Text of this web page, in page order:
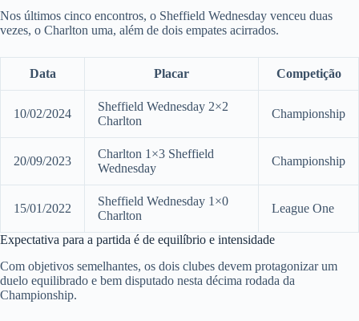
Nos últimos cinco encontros, o Sheffield Wednesday venceu duas
vezes, o Charlton uma, além de dois empates acirrados.
Data Placar Competição
10/02/2024
Sheffield Wednesday 2×2
Charlton
Championship
20/09/2023
Charlton 1×3 Sheffield
Wednesday
Championship
15/01/2022
Sheffield Wednesday 1×0
Charlton
League One
Expectativa para a partida é de equilíbrio e intensidade
Com objetivos semelhantes, os dois clubes devem protagonizar um
duelo equilibrado e bem disputado nesta décima rodada da
Championship.